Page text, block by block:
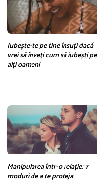
Iubește-te pe tine însuți dacă
vrei să înveți cum să iubești pe
alți oameni
Manipularea într-o relație: 7
moduri de a te proteja